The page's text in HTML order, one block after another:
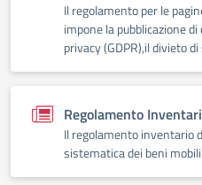
Il regolamento per le
impone la pubblicazione
privacy (GDPR),il divieto
Regolamento
Il regolamento inventario
sistematica dei beni